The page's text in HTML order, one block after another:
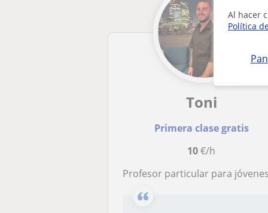
Al hacer
Política
Toni
Primera clase gratis
10€/h
Profesor particular para jóvenes que quieren aprender idioma